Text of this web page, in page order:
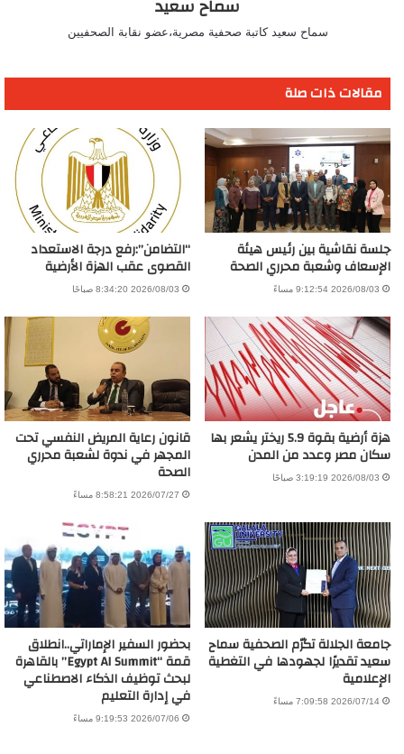
سماح سعيد
سماح سعيد كاتبة صحفية مصرية،عضو نقابة الصحفيين
مقالات ذات صلة
جلسة نقاشية بين رئيس هيئة
الإسعاف وشعبة محرري الصحة
2026/08/03 9:12:54 مساءً
“التضامن”:رفع درجة الاستعداد
القصوى عقب الهزة الأرضية
2026/08/03 8:34:20 صباحًا
هزة أرضية بقوة 5.9 ريختر يشعر بها
سكان مصر وعدد من المدن
2026/08/03 3:19:19 صباحًا
قانون رعاية المريض النفسي تحت
المجهر في ندوة لشعبة محرري
الصحة
2026/07/27 8:58:21 مساءً
جامعة الجلالة تكرّم الصحفية سماح
سعيد تقديرًا لجهودها في التغطية
الإعلامية
2026/07/14 7:09:58 مساءً
بحضور السفير الإماراتي..انطلاق
قمة “Egypt AI Summit” بالقاهرة
لبحث توظيف الذكاء الاصطناعي
في إدارة التعليم
2026/07/06 9:19:53 مساءً